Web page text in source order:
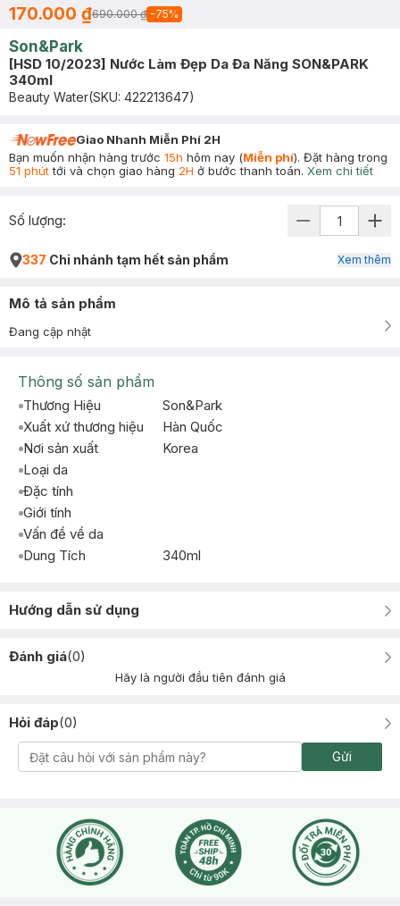
170.000 ₫690.000 ₫ -75%
Son&Park
[HSD 10/2023] Nước Làm Đẹp Da Đa Năng SON&PARK
340ml
Beauty Water(SKU: 422213647)
Giao Nhanh Miễn Phí 2H
Bạn muốn nhận hàng trước 15h hôm nay (Miễn phí). Đặt hàng trong
51 phúttới và chọn giao hàng 2H ở bước thanh toán. Xem chi tiết
Số lượng:
337 Chi nhánh tạm hết sản phẩm Xem thêm
Mô tả sản phẩm
Đang cập nhật
Thông số sản phẩm
Thương Hiệu
Son&Park
Xuất xứ thương hiệu
Hàn Quốc
Nơi sản xuất
Korea
Loại da
Đặc tính
Giới tính
Vấn đề về da
Dung Tích
340ml
Hướng dẫn sử dụng
Đánh giá(0)
Hãy là người đầu tiên đánh giá
Hỏi đáp(0)
Gửi